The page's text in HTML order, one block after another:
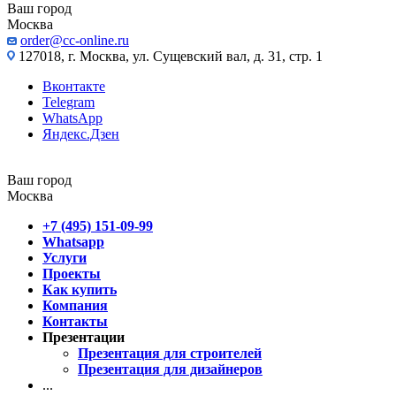
Ваш город
Москва
order@cc-online.ru
127018, г. Москва, ул. Сущевский вал, д. 31, стр. 1
Вконтакте
Telegram
WhatsApp
Яндекс.Дзен
Ваш город
Москва
+7 (495) 151-09-99
Whatsapp
Услуги
Проекты
Как купить
Компания
Контакты
Презентации
Презентация для строителей
Презентация для дизайнеров
...